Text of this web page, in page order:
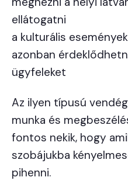
ellátogatni
a kulturális
azonban
ügyfeleket
Az ilyen típusú
munka és
fontos nekik, hogy
szobájukba
pihenni.